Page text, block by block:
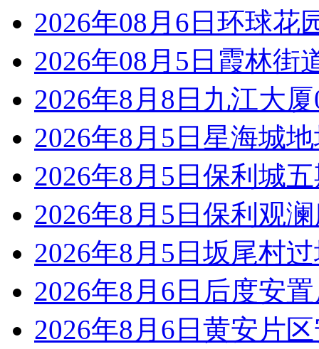
2026年08月6日环球花
2026年08月5日霞林街
2026年8月8日九江大
2026年8月5日星海城
2026年8月5日保利城
2026年8月5日保利观
2026年8月5日坂尾村
2026年8月6日后度安
2026年8月6日黄安片